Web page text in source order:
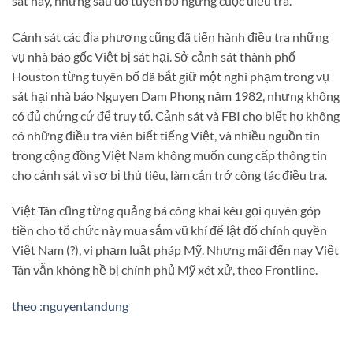
Cảnh sát các địa phương cũng đã tiến hành điều tra những
vụ nhà báo gốc Việt bị sát hại. Sở cảnh sát thành phố
Houston từng tuyên bố đã bắt giữ một nghi phạm trong vụ
sát hại nhà báo Nguyen Dam Phong năm 1982, nhưng không
có đủ chứng cứ để truy tố. Cảnh sát và FBI cho biết họ không
có những điều tra viên biết tiếng Việt, và nhiều nguồn tin
trong cộng đồng Việt Nam không muốn cung cấp thông tin
cho cảnh sát vì sợ bị thủ tiêu, làm cản trở công tác điều tra.
Việt Tân cũng từng quảng bá công khai kêu gọi quyên góp
tiền cho tổ chức này mua sắm vũ khí để lật đổ chính quyền
Việt Nam (?), vi phạm luật pháp Mỹ. Nhưng mãi đến nay Việt
Tân vẫn không hề bị chính phủ Mỹ xét xử, theo Frontline.
theo :nguyentandung